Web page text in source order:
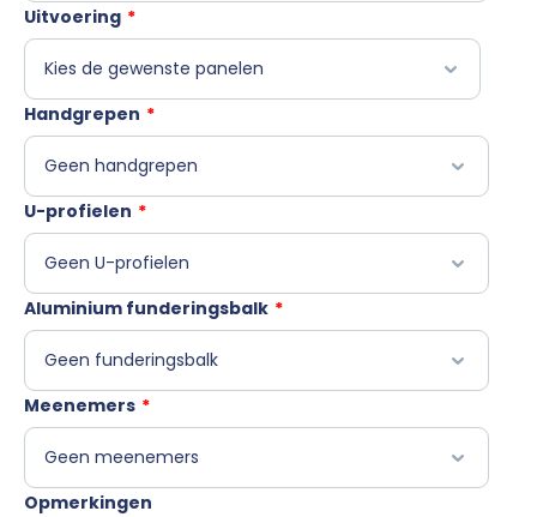
*
Uitvoering
*
Handgrepen
*
U-profielen
*
Aluminium funderingsbalk
*
Meenemers
Opmerkingen